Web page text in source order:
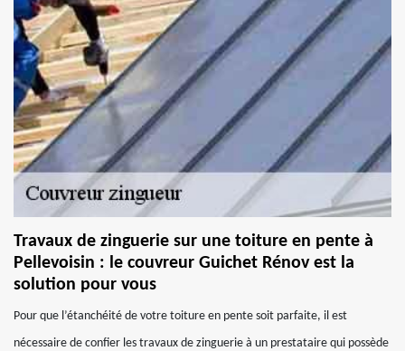
Travaux de zinguerie sur une toiture en pente à
Pellevoisin : le couvreur Guichet Rénov est la
solution pour vous
Pour que l’étanchéité de votre toiture en pente soit parfaite, il est
nécessaire de confier les travaux de zinguerie à un prestataire qui possède